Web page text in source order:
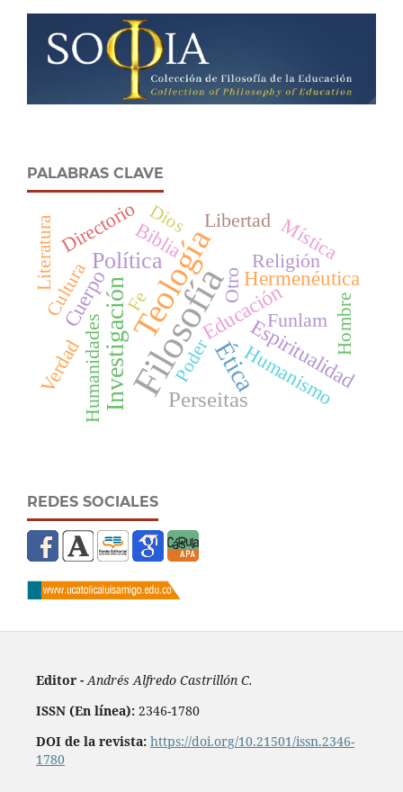
PALABRAS CLAVE
Filosofía
Teología
Investigación Ética
Política
Perseitas
Educación
Espiritualidad
Hermenéutica
Cuerpo
Humanismo
Funlam
Religión
Mística
Humanidades
Libertad
Biblia
Directorio
Verdad
Otro
Dios
Poder
Cultura Fe Hombre
Literatura
REDES SOCIALES
Editor - Andrés Alfredo Castrillón C.
ISSN (En línea): 2346-1780
DOI de la revista: https://doi.org/10.21501/issn.2346-
1780